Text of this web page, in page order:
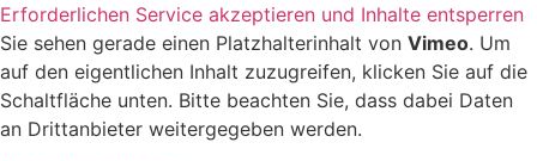
Erforderlichen Service akzeptieren und Inhalte entsperren
Sie sehen gerade einen Platzhalterinhalt von Vimeo. Um
auf den eigentlichen Inhalt zuzugreifen, klicken Sie auf die
Schaltfläche unten. Bitte beachten Sie, dass dabei Daten
an Drittanbieter weitergegeben werden.